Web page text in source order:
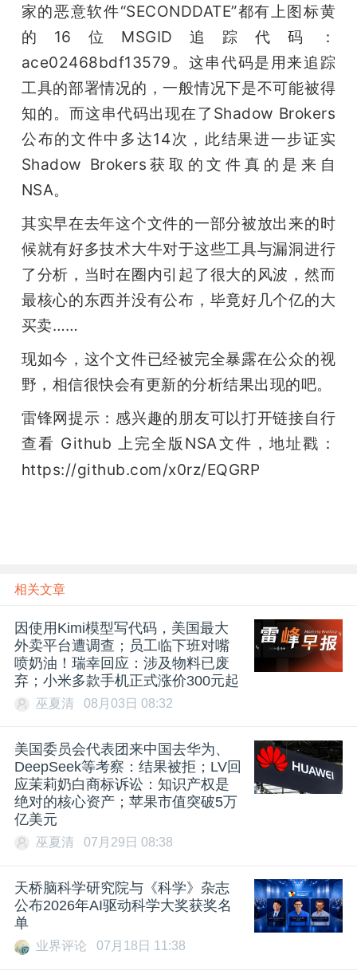
家的恶意软件“SECONDDATE”都有上图标黄
的16位MSGID追踪代码：
ace02468bdf13579。这串代码是用来追踪
工具的部署情况的，一般情况下是不可能被得
知的。而这串代码出现在了Shadow Brokers
公布的文件中多达14次，此结果进一步证实
Shadow Brokers获取的文件真的是来自
NSA。
其实早在去年这个文件的一部分被放出来的时
候就有好多技术大牛对于这些工具与漏洞进行
了分析，当时在圈内引起了很大的风波，然而
最核心的东西并没有公布，毕竟好几个亿的大
买卖……
现如今，这个文件已经被完全暴露在公众的视
野，相信很快会有更新的分析结果出现的吧。
雷锋网提示：感兴趣的朋友可以打开链接自行
查看 Github 上完全版NSA文件，地址戳：
https://github.com/x0rz/EQGRP
相关文章
因使用Kimi模型写代码，美国最大
外卖平台遭调查；员工临下班对嘴
喷奶油！瑞幸回应：涉及物料已废
弃；小米多款手机正式涨价300元起
巫夏清 08月03日 08:32
美国委员会代表团来中国去华为、
DeepSeek等考察：结果被拒；LV回
应茉莉奶白商标诉讼：知识产权是
绝对的核心资产；苹果市值突破5万
亿美元
巫夏清 07月29日 08:38
天桥脑科学研究院与《科学》杂志
公布2026年AI驱动科学大奖获奖名
单
业界评论 07月18日 11:38